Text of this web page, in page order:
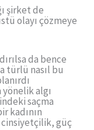
şirket de
olayı çözmeye
da bence
türlü nasıl bu
algı
saçma
kadının
güç